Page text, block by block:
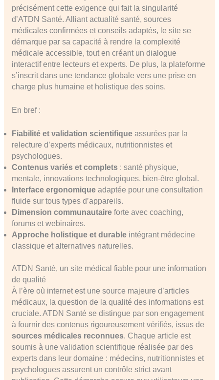
précisément cette exigence qui fait la singularité
d’ATDN Santé. Alliant actualité santé, sources
médicales confirmées et conseils adaptés, le site se
démarque par sa capacité à rendre la complexité
médicale accessible, tout en créant un dialogue
interactif entre lecteurs et experts. De plus, la plateforme
s’inscrit dans une tendance globale vers une prise en
charge plus humaine et holistique des soins.
En bref :
Fiabilité et validation scientifiqueassurées par la
relecture d’experts médicaux, nutritionnistes et
psychologues.
Contenus variés et complets: santé physique,
mentale, innovations technologiques, bien-être global.
Interface ergonomiqueadaptée pour une consultation
fluide sur tous types d’appareils.
Dimension communautaireforte avec coaching,
forums et webinaires.
Approche holistique et durableintégrant médecine
classique et alternatives naturelles.
ATDN Santé, un site médical fiable pour une information
de qualité
À l’ère où internet est une source majeure d’articles
médicaux, la question de la qualité des informations est
cruciale. ATDN Santé se distingue par son engagement
à fournir des contenus rigoureusement vérifiés, issus de
sources médicales reconnues. Chaque article est
soumis à une validation scientifique réalisée par des
experts dans leur domaine : médecins, nutritionnistes et
psychologues assurent un contrôle strict avant